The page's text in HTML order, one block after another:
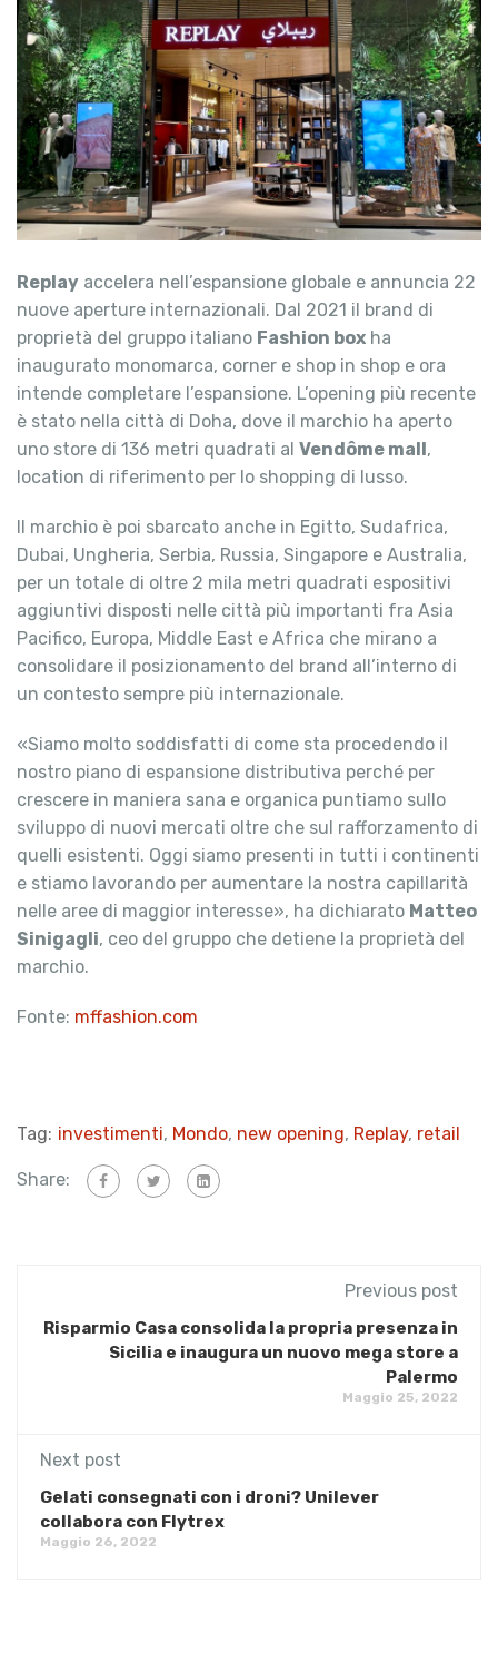
Replay accelera nell’espansione globale e annuncia 22
nuove aperture internazionali. Dal 2021 il brand di
proprietà del gruppo italiano Fashion box ha
inaugurato monomarca, corner e shop in shop e ora
intende completare l’espansione. L’opening più recente
è stato nella città di Doha, dove il marchio ha aperto
uno store di 136 metri quadrati al Vendôme mall,
location di riferimento per lo shopping di lusso.
Il marchio è poi sbarcato anche in Egitto, Sudafrica,
Dubai, Ungheria, Serbia, Russia, Singapore e Australia,
per un totale di oltre 2 mila metri quadrati espositivi
aggiuntivi disposti nelle città più importanti fra Asia
Pacifico, Europa, Middle East e Africa che mirano a
consolidare il posizionamento del brand all’interno di
un contesto sempre più internazionale.
«Siamo molto soddisfatti di come sta procedendo il
nostro piano di espansione distributiva perché per
crescere in maniera sana e organica puntiamo sullo
sviluppo di nuovi mercati oltre che sul rafforzamento di
quelli esistenti. Oggi siamo presenti in tutti i continenti
e stiamo lavorando per aumentare la nostra capillarità
nelle aree di maggior interesse», ha dichiarato Matteo
Sinigagli, ceo del gruppo che detiene la proprietà del
marchio.
Fonte: mffashion.com
Tag: investimenti, Mondo, new opening, Replay, retail
Share:
Previous post
Risparmio Casa consolida la propria presenza in
Sicilia e inaugura un nuovo mega store a
Palermo
Maggio 25, 2022
Next post
Gelati consegnati con i droni? Unilever
collabora con Flytrex
Maggio 26, 2022